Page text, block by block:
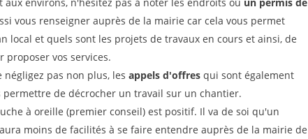
vous renseigner auprès de la mairie car cela vous permet
local et quels sont les projets de travaux en cours et ainsi, de
vos services.
négligez pas non plus, les appels d'offres qui sont également
de décrocher un travail sur un chantier.
à oreille (premier conseil) est positif. Il va de soi qu'un
moins de facilités à se faire entendre auprès de la mairie de